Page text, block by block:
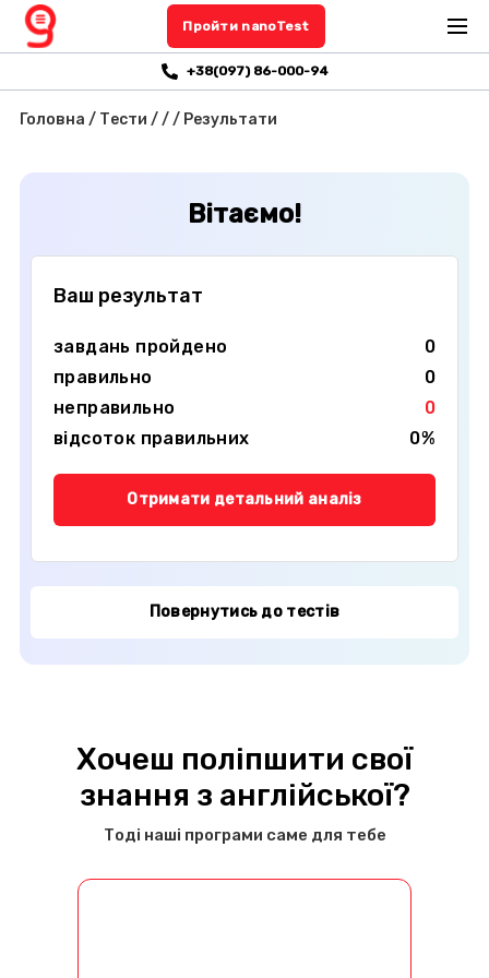
Пройти nanoTest
+38(097) 86-000-94
Головна / Тести /// Результати
Вітаємо!
Ваш результат
завдань пройдено
0
правильно
0
неправильно
0
відсоток правильних
0%
Отримати детальний аналіз
Повернутись до тестів
Хочеш поліпшити свої
знання з англійської?
Тоді наші програми саме для тебе